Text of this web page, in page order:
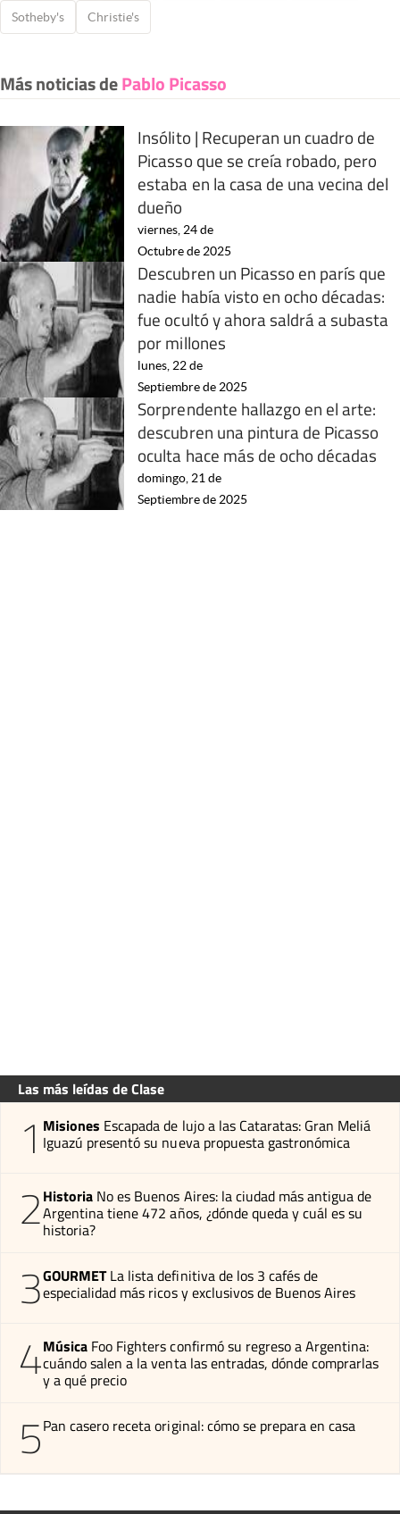
Sotheby's Christie's
Más noticias dePablo Picasso
Insólito | Recuperan un cuadro de
Picasso que se creía robado, pero
estaba en la casa de una vecina del
dueño
viernes, 24 de
Octubre de 2025
Descubren un Picasso en parís que
nadie había visto en ocho décadas:
fue ocultó y ahora saldrá a subasta
por millones
lunes, 22 de
Septiembre de 2025
Sorprendente hallazgo en el arte:
descubren una pintura de Picasso
oculta hace más de ocho décadas
domingo, 21 de
Septiembre de 2025
Las más leídas de Clase
1 Misiones Escapada de lujo a las Cataratas: Gran Meliá
Iguazú presentó su nueva propuesta gastronómica
2Historia No es Buenos Aires: la ciudad más antigua de
Argentina tiene 472 años, ¿dónde queda y cuál es su
historia?
3GOURMET La lista definitiva de los 3 cafés de
especialidad más ricos y exclusivos de Buenos Aires
4Música Foo Fighters confirmó su regreso a Argentina:
cuándo salen a la venta las entradas, dónde comprarlas
y a qué precio
5Pan casero receta original: cómo se prepara en casa